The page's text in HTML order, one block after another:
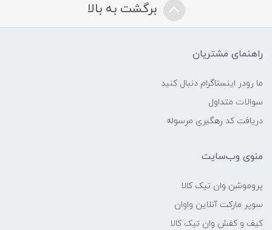
برگشت به بالا
راهنمای مشتریان
ما رودر اینستاگرام دنبال کنید
سوالات متداول
دریافت کد رهگیری مرسوله
منوی وب‌سایت
پروموشن وان تیک کالا
سوپر مارکت آنلاین واوان
کیف و کفش وان تیک کالا